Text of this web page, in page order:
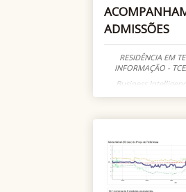
ADMISSÕES
RESIDÊNCIA EM
INFORMAÇÃO -
Business